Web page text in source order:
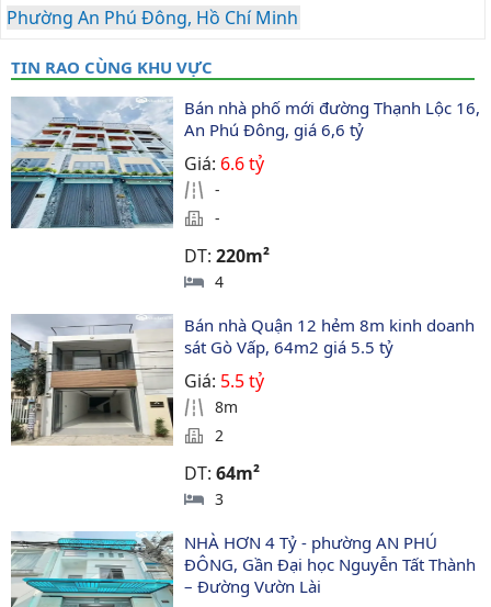
Phường An Phú Đông, Hồ Chí Minh
TIN RAO CÙNG KHU VỰC
Bán nhà phố mới đường Thạnh Lộc 16,
An Phú Đông, giá 6,6 tỷ
Giá: 6.6 tỷ
-
-
DT:220m²
4
Bán nhà Quận 12 hẻm 8m kinh doanh
sát Gò Vấp, 64m2 giá 5.5 tỷ
Giá: 5.5 tỷ
8m
2
DT:64m²
3
NHÀ HƠN 4 Tỷ - phường AN PHÚ
ĐÔNG, Gần Đại học Nguyễn Tất Thành
– Đường Vườn Lài